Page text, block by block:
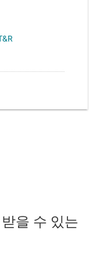
을 수 있는